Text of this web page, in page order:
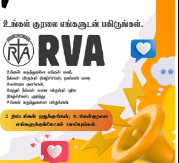
STAY CONNECTED WITH US!
Radio Veritas Asia © 2023